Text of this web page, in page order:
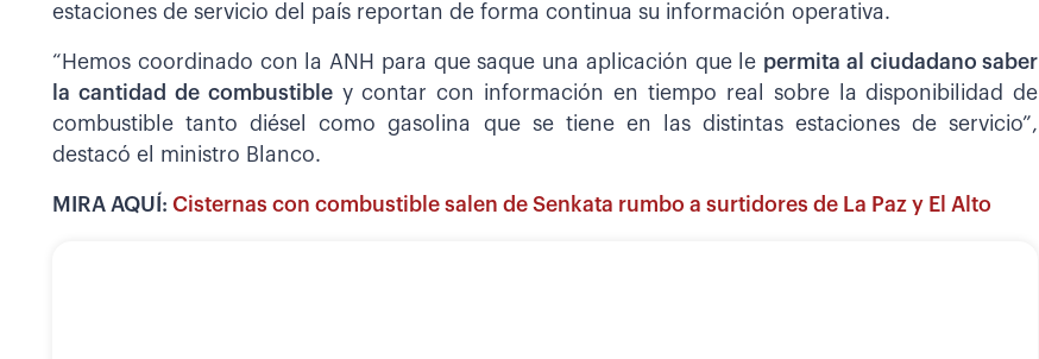
estaciones de servicio del país reportan de forma continua su información operativa.
“Hemos coordinado con la ANH para que saque una aplicación que le permita al ciudadano saber
la cantidad de combustibley contar con información en tiempo real sobre la disponibilidad de
combustible tanto diésel como gasolina que se tiene en las distintas estaciones de servicio”,
destacó el ministro Blanco.
MIRA AQUÍ: Cisternas con combustible salen de Senkata rumbo a surtidores de La Paz y El Alto